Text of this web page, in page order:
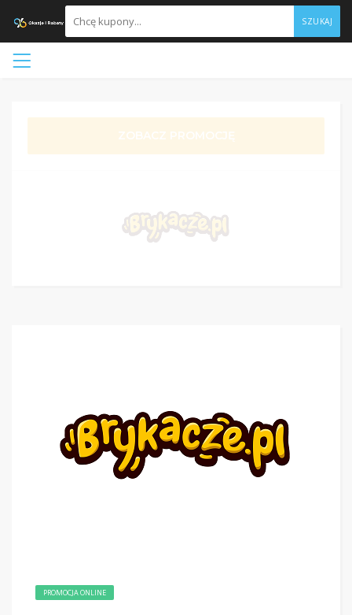
SZUKAJ
ZOBACZ PROMOCJĘ
PROMOCJA ONLINE